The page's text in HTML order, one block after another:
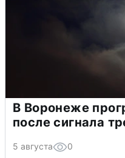
В Воронеже
после сигнала
5 августа 0